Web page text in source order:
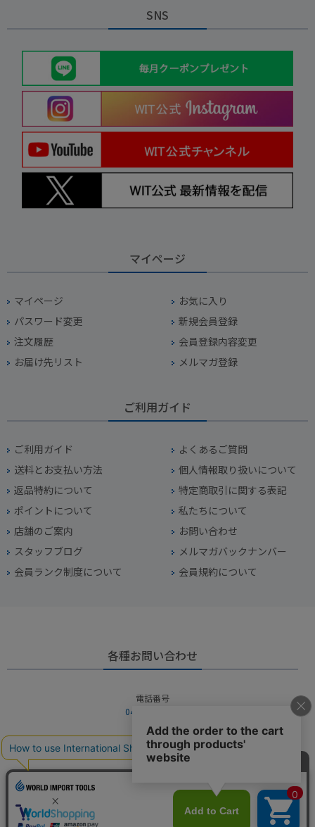
SNS
マイページ
マイページ
お気に入り
パスワード変更
新規会員登録
注文履歴
会員登録内容変更
お届け先リスト
メルマガ登録
ご利用ガイド
ご利用ガイド
よくあるご質問
送料とお支払い方法
個人情報取り扱いについて
返品特約について
特定商取引に関する表記
ポイントについて
私たちについて
店舗のご案内
お問い合わせ
スタッフブログ
メルマガバックナンバー
会員ランク制度について
会員規約について
各種お問い合わせ
電話番号
045-949-2451
営業時間
10：00～19：00
お問い合わせフォームからお問い合わせ